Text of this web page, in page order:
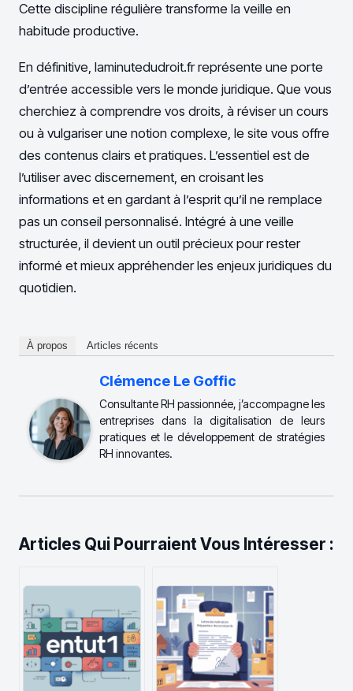
Cette discipline régulière transforme la veille en
habitude productive.
En définitive, laminutedudroit.fr représente une porte
d’entrée accessible vers le monde juridique. Que vous
cherchiez à comprendre vos droits, à réviser un cours
ou à vulgariser une notion complexe, le site vous offre
des contenus clairs et pratiques. L’essentiel est de
l’utiliser avec discernement, en croisant les
informations et en gardant à l’esprit qu’il ne remplace
pas un conseil personnalisé. Intégré à une veille
structurée, il devient un outil précieux pour rester
informé et mieux appréhender les enjeux juridiques du
quotidien.
À propos Articles récents
Clémence Le Goffic
Consultante RH passionnée, j’accompagne les
entreprises dans la digitalisation de leurs
pratiques et le développement de stratégies
RH innovantes.
Articles Qui Pourraient Vous Intéresser :